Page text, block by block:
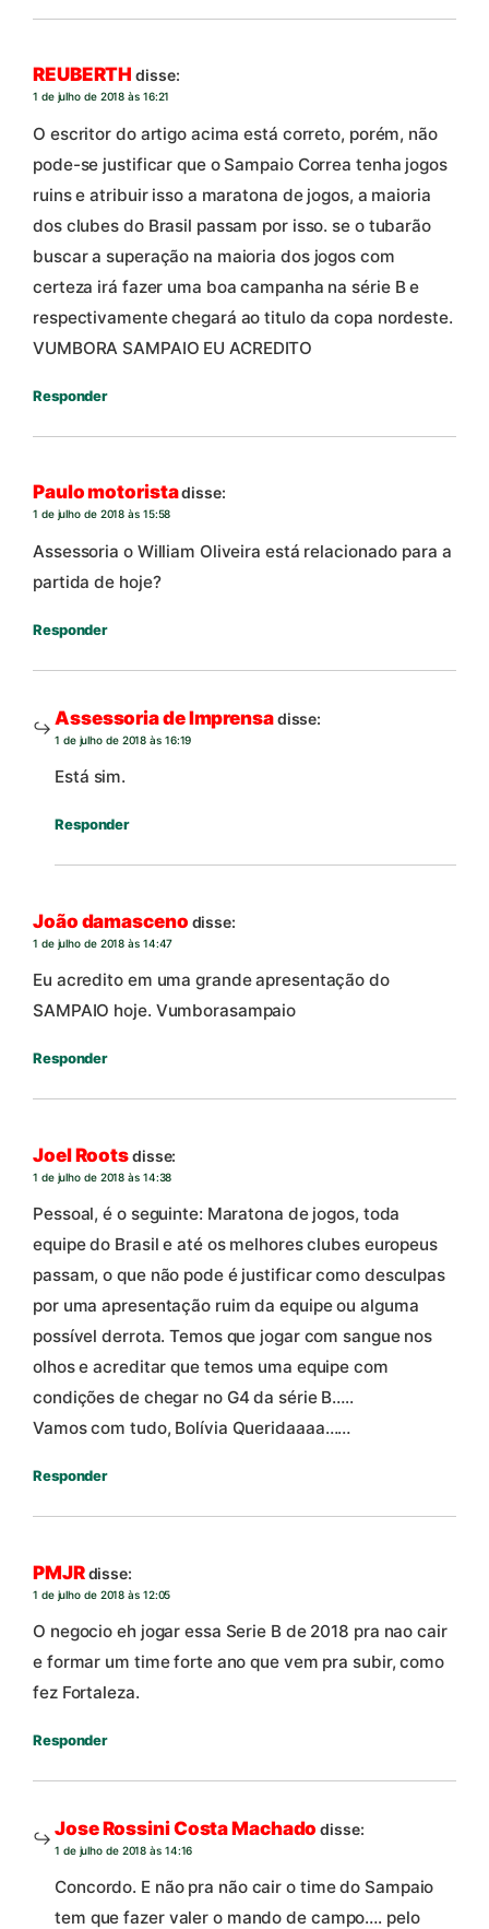
REUBERTH disse:
1 de julho de 2018 às 16:21
O escritor do artigo acima está correto, porém, não
pode-se justificar que o Sampaio Correa tenha jogos
ruins e atribuir isso a maratona de jogos, a maioria
dos clubes do Brasil passam por isso. se o tubarão
buscar a superação na maioria dos jogos com
certeza irá fazer uma boa campanha na série B e
respectivamente chegará ao titulo da copa nordeste.
VUMBORA SAMPAIO EU ACREDITO
Responder
Paulo motoristadisse:
1 de julho de 2018 às 15:58
Assessoria o William Oliveira está relacionado para a
partida de hoje?
Responder
Assessoria de Imprensadisse:
1 de julho de 2018 às 16:19
Está sim.
Responder
João damasceno disse:
1 de julho de 2018 às 14:47
Eu acredito em uma grande apresentação do
SAMPAIO hoje. Vumborasampaio
Responder
Joel Rootsdisse:
1 de julho de 2018 às 14:38
Pessoal, é o seguinte: Maratona de jogos, toda
equipe do Brasil e até os melhores clubes europeus
passam, o que não pode é justificar como desculpas
por uma apresentação ruim da equipe ou alguma
possível derrota. Temos que jogar com sangue nos
olhos e acreditar que temos uma equipe com
condições de chegar no G4 da série B…..
Vamos com tudo, Bolívia Queridaaaa……
Responder
PMJRdisse:
1 de julho de 2018 às 12:05
O negocio eh jogar essa Serie B de 2018 pra nao cair
e formar um time forte ano que vem pra subir, como
fez Fortaleza.
Responder
Jose Rossini Costa Machado disse:
1 de julho de 2018 às 14:16
Concordo. E não pra não cair o time do Sampaio
tem que fazer valer o mando de campo…. pelo